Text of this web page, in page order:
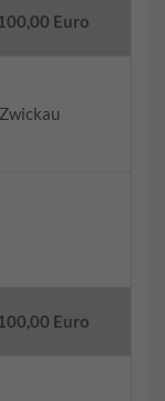
Euro
Euro